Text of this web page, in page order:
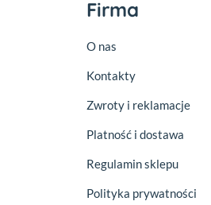
Firma
O nas
Kontakty
Zwroty i reklamacje
Platność i dostawa
Regulamin sklepu
Polityka prywatności